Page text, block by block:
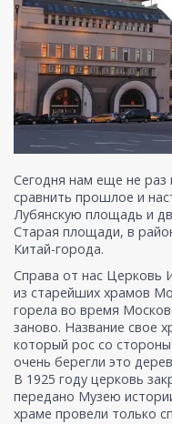
Сегодня нам еще не раз
сравнить прошлое и
Лубянскую площадь и
Старая площади, в
Китай-города.
Справа от нас Церковь
из старейших храмов
горела во время
заново. Название свое
который рос со
очень берегли это
В 1925 году церковь
передано Музею
храме провели только